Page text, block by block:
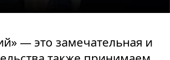
— это замечательная и